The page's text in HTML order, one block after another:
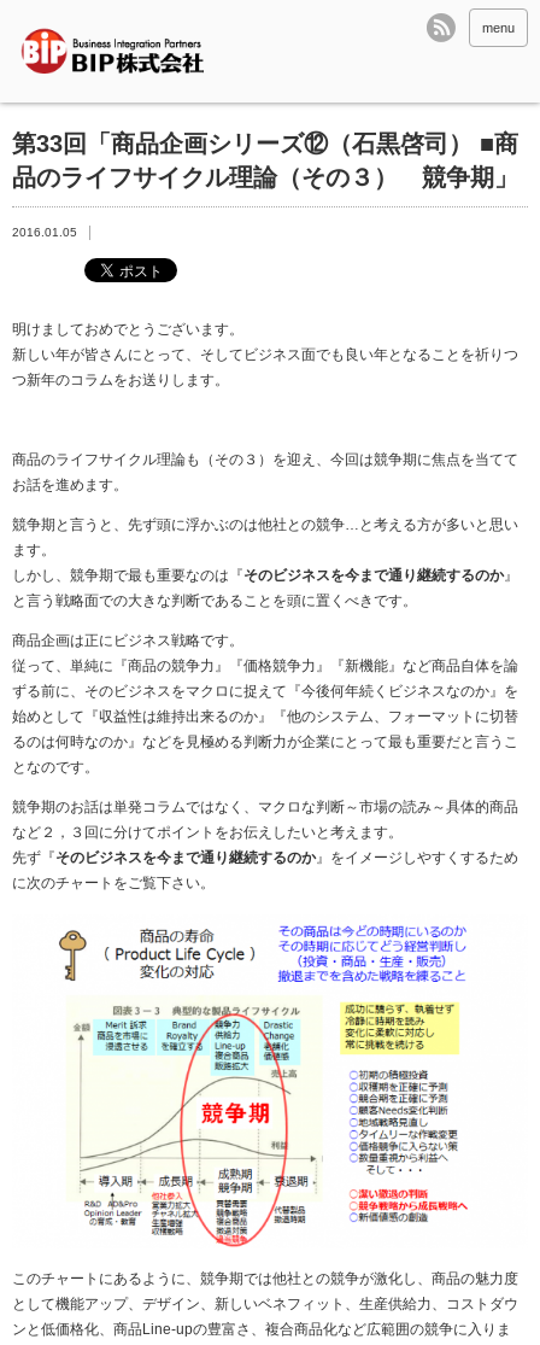
menu
第33回「商品企画シリーズ⑫（石黒啓司） ■商
品のライフサイクル理論（その３） 競争期」
2016.01.05
明けましておめでとうございます。
新しい年が皆さんにとって、そしてビジネス面でも良い年となることを祈りつ
つ新年のコラムをお送りします。
商品のライフサイクル理論も（その３）を迎え、今回は競争期に焦点を当てて
お話を進めます。
競争期と言うと、先ず頭に浮かぶのは他社との競争…と考える方が多いと思い
ます。
しかし、競争期で最も重要なのは『そのビジネスを今まで通り継続するのか』
と言う戦略面での大きな判断であることを頭に置くべきです。
商品企画は正にビジネス戦略です。
従って、単純に『商品の競争力』『価格競争力』『新機能』など商品自体を論
ずる前に、そのビジネスをマクロに捉えて『今後何年続くビジネスなのか』を
始めとして『収益性は維持出来るのか』『他のシステム、フォーマットに切替
るのは何時なのか』などを見極める判断力が企業にとって最も重要だと言うこ
となのです。
競争期のお話は単発コラムではなく、マクロな判断～市場の読み～具体的商品
など２，３回に分けてポイントをお伝えしたいと考えます。
先ず『そのビジネスを今まで通り継続するのか』をイメージしやすくするため
に次のチャートをご覧下さい。
このチャートにあるように、競争期では他社との競争が激化し、商品の魅力度
として機能アップ、デザイン、新しいベネフィット、生産供給力、コストダウ
ンと低価格化、商品Line-upの豊富さ、複合商品化など広範囲の競争に入りま